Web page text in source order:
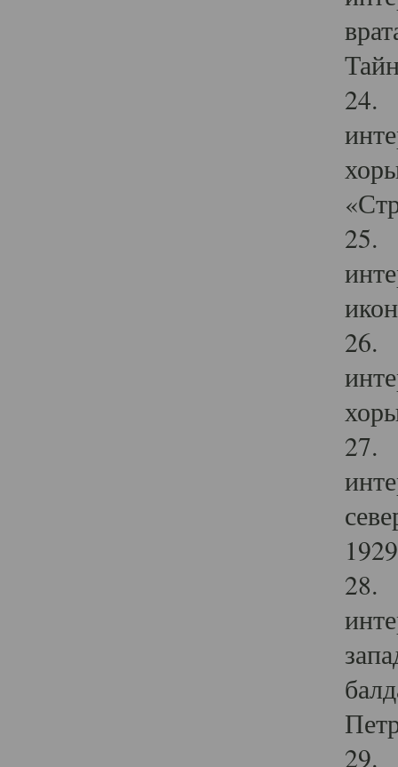
24.
25.
26.
27.
28.
29.